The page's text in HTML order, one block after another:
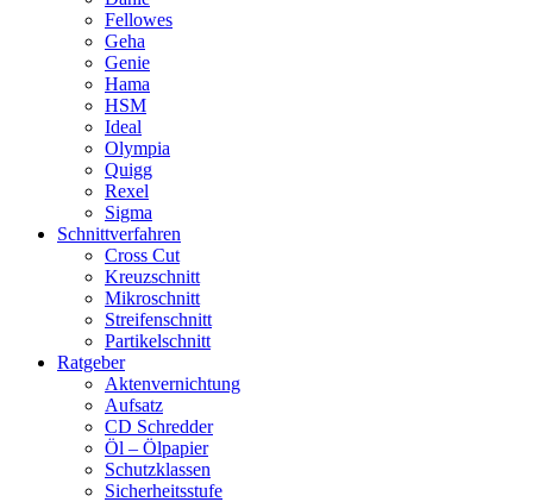
Fellowes
Geha
Genie
Hama
HSM
Ideal
Olympia
Quigg
Rexel
Sigma
Schnittverfahren
Cross Cut
Kreuzschnitt
Mikroschnitt
Streifenschnitt
Partikelschnitt
Ratgeber
Aktenvernichtung
Aufsatz
CD Schredder
Öl – Ölpapier
Schutzklassen
Sicherheitsstufe